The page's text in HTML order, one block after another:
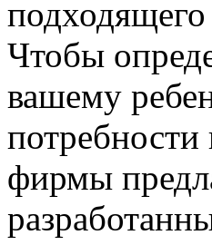
Чтобы
вашему
фирмы